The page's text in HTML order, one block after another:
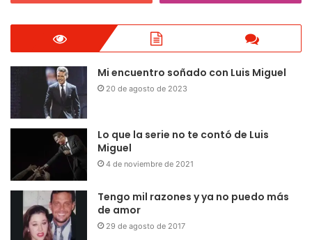
Mi encuentro soñado con Luis Miguel
20 de agosto de 2023
Lo que la serie no te contó de Luis
Miguel
4 de noviembre de 2021
Tengo mil razones y ya no puedo más
de amor
29 de agosto de 2017